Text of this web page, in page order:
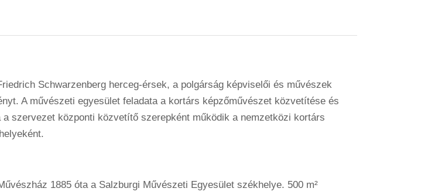
Schwarzenberg herceg-érsek, a polgárság képviselői és művészek
A művészeti egyesület feladata a kortárs képzőművészet közvetítése és
szervezet központi közvetítő szerepként működik a nemzetközi kortárs
1885 óta a Salzburgi Művészeti Egyesület székhelye. 500 m²